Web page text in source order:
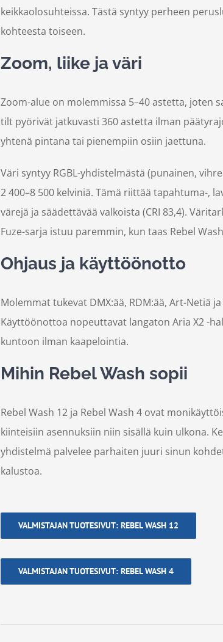
keikkaolosuhteissa. Tästä syntyy perheen
kohteesta toiseen.
Zoom, liike ja väri
Zoom-alue on molemmissa 5–40 astetta, joten
tilt pyörivät jatkuvasti 360 astetta ilman
yhtenä pintana tai pienempiin osiin jaettuna.
Väri syntyy RGBL-yhdistelmästä (punainen,
2 400–8 500 kelviniä. Tämä riittää tapahtuma-,
värejä ja säädettävää valkoista (CRI 83,4).
Fuze-sarja istuu paremmin, kun taas Rebel
Ohjaus ja käyttöönotto
Molemmat tukevat DMX:ää, RDM:ää, Art-Netiä
Käyttöönottoa nopeuttavat langaton Aria X2 -
kuntoon ilman kaapelointia.
Mihin Rebel Wash sopii
Rebel Wash 12 ja Rebel Wash 4 ovat
kiinteisiin asennuksiin niin sisällä kuin ulkona.
yhdistelmä palvelee parhaiten juuri sinun
kalustoa.
VALMISTAJAN TUOTESIVUT: REBEL WASH 12
VALMISTAJAN TUOTESIVUT: REBEL WASH 4